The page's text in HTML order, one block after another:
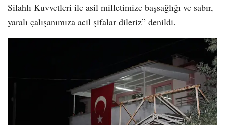
Silahlı Kuvvetleri ile asil milletimize başsağlığı ve sabır,
yaralı çalışanımıza acil şifalar dileriz” denildi.